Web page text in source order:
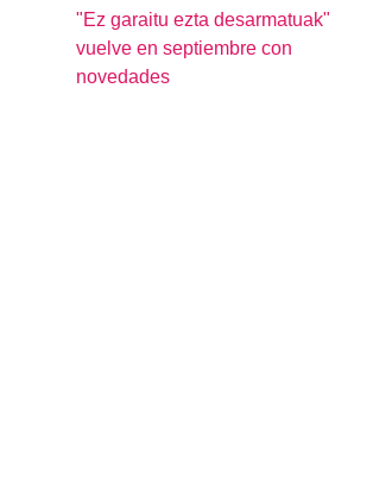
"Ez garaitu ezta desarmatuak"
vuelve en septiembre con
novedades